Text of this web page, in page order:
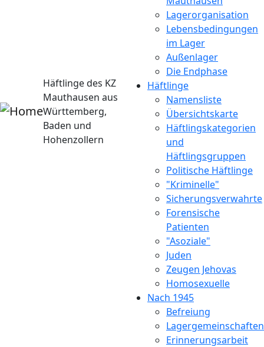
Häftlinge des KZ
Mauthausen aus
Württemberg,
Baden und
Hohenzollern
Lagerorganisation
Lebensbedingungen
im Lager
Außenlager
Die Endphase
Häftlinge
Namensliste
Übersichtskarte
Häftlingskategorien
und
Häftlingsgruppen
Politische Häftlinge
"Kriminelle"
Sicherungsverwahrte
Forensische
Patienten
"Asoziale"
Juden
Zeugen Jehovas
Homosexuelle
Nach 1945
Befreiung
Lagergemeinschaften
Erinnerungsarbeit